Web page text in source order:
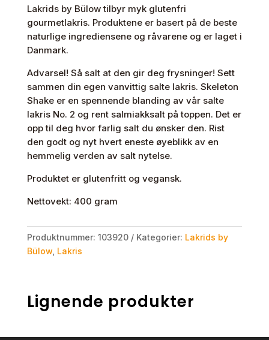
Lakrids by Bülow tilbyr myk glutenfri
gourmetlakris. Produktene er basert på de beste
naturlige ingrediensene og råvarene og er laget i
Danmark.
Advarsel! Så salt at den gir deg frysninger! Sett
sammen din egen vanvittig salte lakris. Skeleton
Shake er en spennende blanding av vår salte
lakris No. 2 og rent salmiakksalt på toppen. Det er
opp til deg hvor farlig salt du ønsker den. Rist
den godt og nyt hvert eneste øyeblikk av en
hemmelig verden av salt nytelse.
Produktet er glutenfritt og vegansk.
Nettovekt: 400 gram
Produktnummer: 103920 Kategorier: Lakrids by
Bülow, Lakris
Lignende produkter